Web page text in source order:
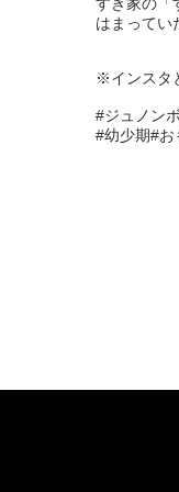
はまってい
※インスタ
#ジュノン
#幼少期#お